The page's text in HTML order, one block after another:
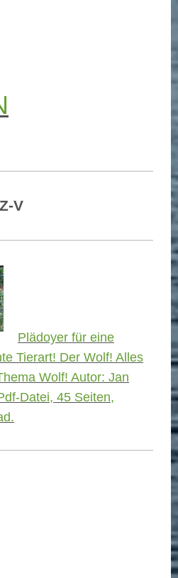
V
Plädoyer für eine
Tierart! Der Wolf! Alles
Wolf! Autor: Jan
Datei, 45 Seiten,